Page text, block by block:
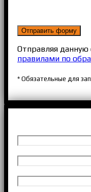
Отправляя данную
правилами по
* Обязательные для